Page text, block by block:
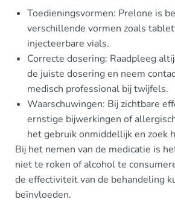
Toedieningsvormen: Prelone is
verschillende vormen zoals
injecteerbare vials.
Correcte dosering: Raadpleeg
de juiste dosering en neem
medisch professional bij twijfels.
Waarschuwingen: Bij zichtbare
ernstige bijwerkingen of
het gebruik onmiddellijk en zoek
Bij het nemen van de medicatie is
niet te roken of alcohol te
de effectiviteit van de behandeling
beïnvloeden.